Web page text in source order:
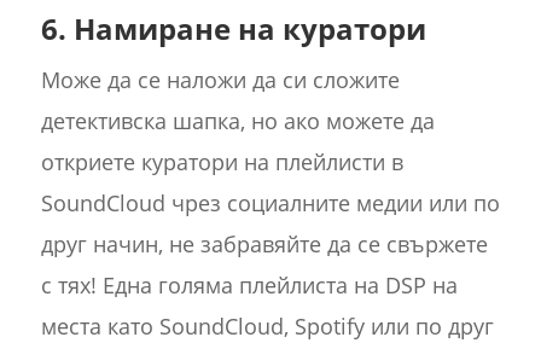
6. Намиране на куратори
Може да се наложи да си сложите
детективска шапка, но ако можете да
откриете куратори на плейлисти в
SoundCloud чрез социалните медии или по
друг начин, не забравяйте да се свържете
с тях! Една голяма плейлиста на DSP на
места като SoundCloud, Spotify или по друг